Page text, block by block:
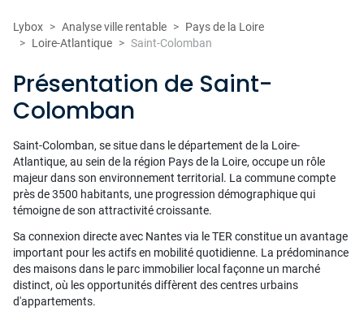
Lybox Analyse ville rentable
Pays de la Loire
Loire-Atlantique
Saint-Colomban
Présentation de Saint-
Colomban
Saint-Colomban, se situe dans le département de la Loire-
Atlantique, au sein de la région Pays de la Loire, occupe un rôle
majeur dans son environnement territorial. La commune compte
près de 3500 habitants, une progression démographique qui
témoigne de son attractivité croissante.
Sa connexion directe avec Nantes via le TER constitue un avantage
important pour les actifs en mobilité quotidienne. La prédominance
des maisons dans le parc immobilier local façonne un marché
distinct, où les opportunités diffèrent des centres urbains
d'appartements.